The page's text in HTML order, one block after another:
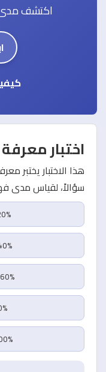
اكتشف مدى
اختبار
سؤالاً، لقياس مدى
0-
21-
41-
81-